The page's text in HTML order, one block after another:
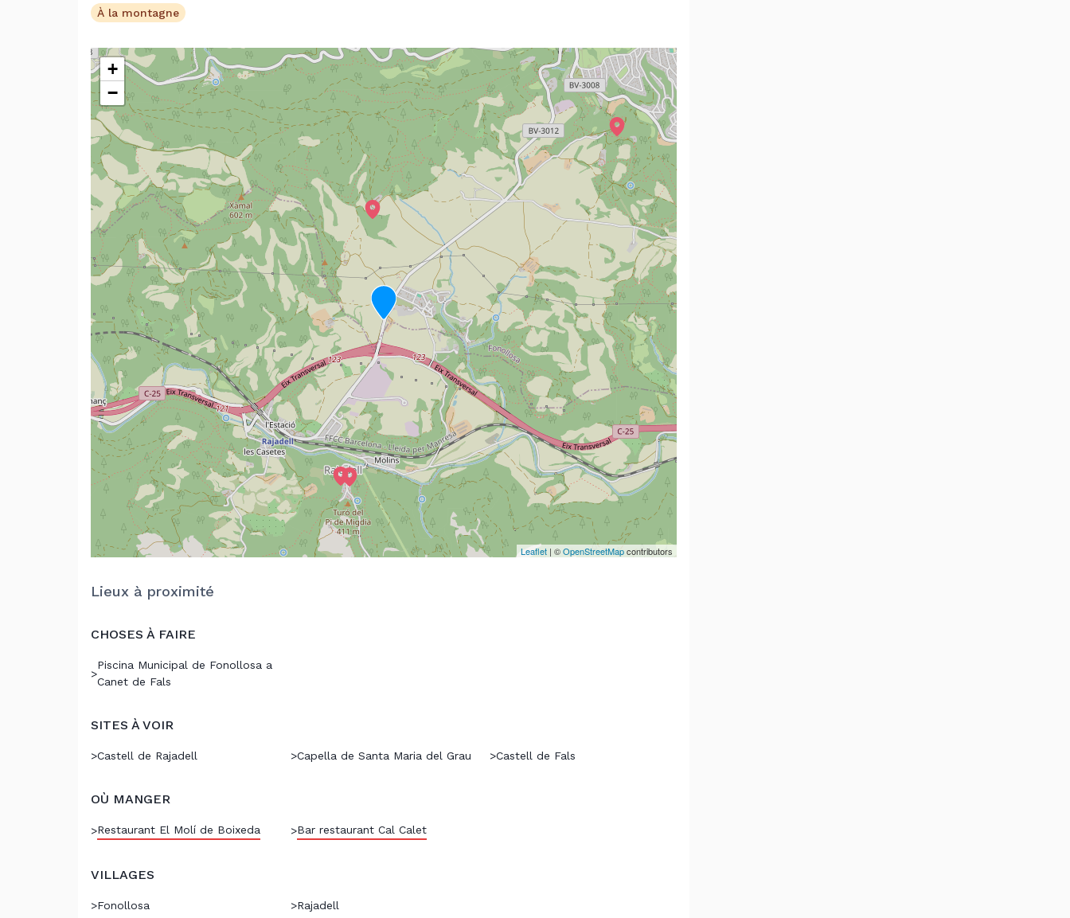
À la montagne
+
−
Leaflet | ©OpenStreetMapcontributors
Lieux à proximité
CHOSES À FAIRE
>
Piscina Municipal de Fonollosa a
Canet de Fals
SITES À VOIR
>Castell de Rajadell >Capella de Santa Maria del Grau >Castell de Fals
OÙ MANGER
>Restaurant El Molí de Boixeda >Bar restaurant Cal Calet
VILLAGES
>Fonollosa >Rajadell